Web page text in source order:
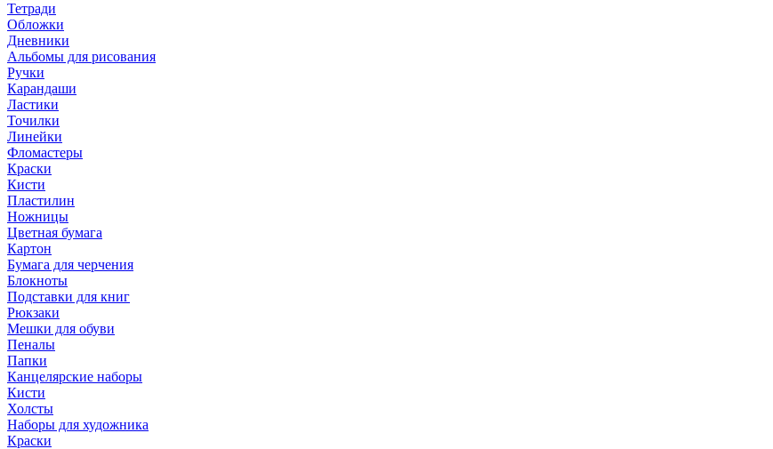
Тетради
Обложки
Дневники
Альбомы для рисования
Ручки
Карандаши
Ластики
Точилки
Линейки
Фломастеры
Краски
Кисти
Пластилин
Ножницы
Цветная бумага
Картон
Бумага для черчения
Блокноты
Подставки для книг
Рюкзаки
Мешки для обуви
Пеналы
Папки
Канцелярские наборы
Кисти
Холсты
Наборы для художника
Краски